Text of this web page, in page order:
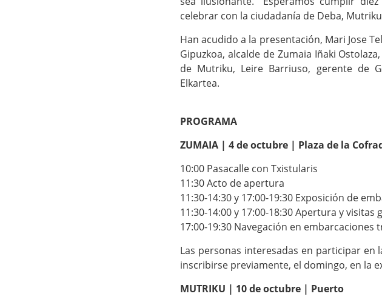
celebrar con la ciudadanía de Deba,
Han acudido a la presentación, Mari Jose
Gipuzkoa, alcalde de Zumaia Iñaki
de Mutriku, Leire Barriuso, gerente de
Elkartea.
PROGRAMA
ZUMAIA | 4 de octubre | Plaza de la
10:00 Pasacalle con Txistularis
11:30 Acto de apertura
11:30-14:30 y 17:00-19:30 Exposición de
11:30-14:00 y 17:00-18:30 Apertura y visitas
17:00-19:30 Navegación en embarcaciones
Las personas interesadas en participar en
inscribirse previamente, el domingo, en la
MUTRIKU | 10 de octubre | Puerto